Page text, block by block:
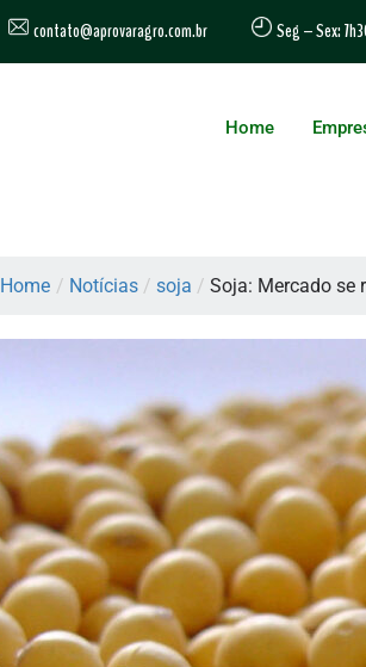
contato@aprovaragro.com.br Seg – Sex:
Home
Home / Notícias / soja / Soja: Mercado se